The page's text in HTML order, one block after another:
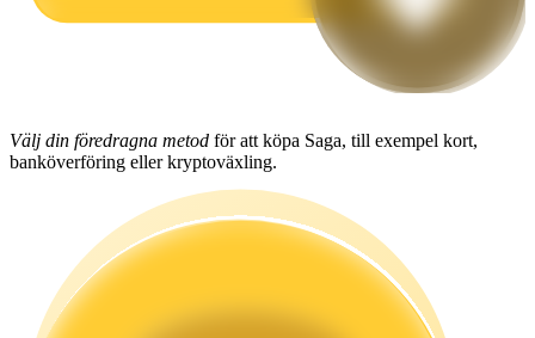
Tjäna konkurrenskraftiga belöningar dagligen
Välj din föredragna metod för att köpa Saga, till exempel kort,
banköverföring eller kryptoväxling.